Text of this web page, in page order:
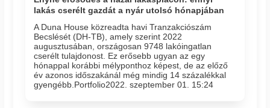
lakás cserélt gazdát a nyár utolsó hónapjában
A Duna House közreadta havi Tranzakciószám
Becslését (DH-TB), amely szerint 2022
augusztusában, országosan 9748 lakóingatlan
cserélt tulajdonost. Ez erősebb ugyan az egy
hónappal korábbi mélyponthoz képest, de az előző
év azonos időszakánál még mindig 14 százalékkal
gyengébb.Portfolio2022. szeptember 01. 15:24